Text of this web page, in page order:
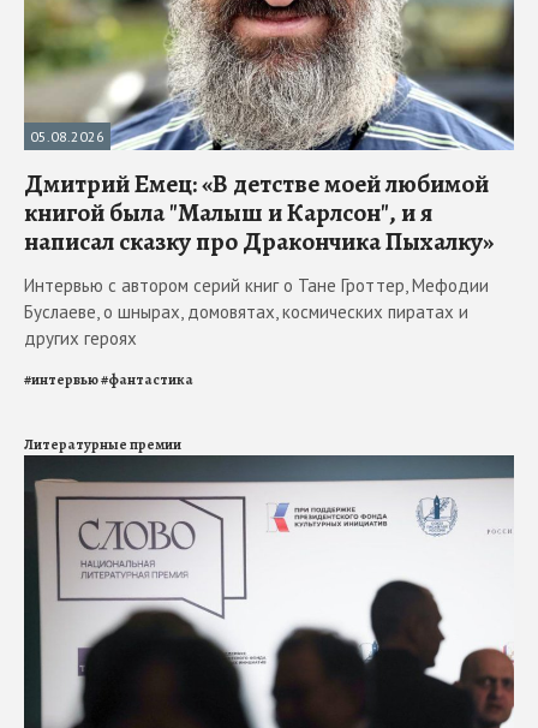
05.08.2026
Дмитрий Емец: «В детстве моей любимой
книгой была "Малыш и Карлсон", и я
написал сказку про Дракончика Пыхалку»
Интервью с автором серий книг о Тане Гроттер, Мефодии
Буслаеве, о шнырах, домовятах, космических пиратах и
других героях
#интервью#фантастика
Литературные премии